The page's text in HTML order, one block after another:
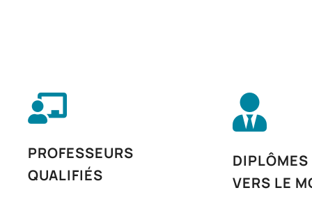
PROFESSEURS
QUALIFIÉS
VERS LE